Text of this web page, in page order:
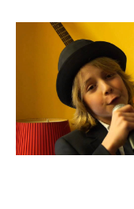
14/01/2016
letizia